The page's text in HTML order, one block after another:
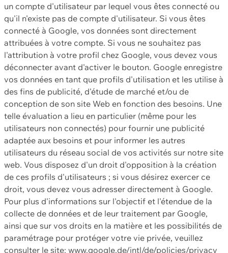
un compte d'utilisateur par lequel vous êtes connecté ou
qu'il n'existe pas de compte d'utilisateur. Si vous êtes
connecté à Google, vos données sont directement
attribuées à votre compte. Si vous ne souhaitez pas
l'attribution à votre profil chez Google, vous devez vous
déconnecter avant d'activer le bouton. Google enregistre
vos données en tant que profils d'utilisation et les utilise à
des fins de publicité, d'étude de marché et/ou de
conception de son site Web en fonction des besoins. Une
telle évaluation a lieu en particulier (même pour les
utilisateurs non connectés) pour fournir une publicité
adaptée aux besoins et pour informer les autres
utilisateurs du réseau social de vos activités sur notre site
web. Vous disposez d'un droit d'opposition à la création
de ces profils d'utilisateurs ; si vous désirez exercer ce
droit, vous devez vous adresser directement à Google.
Pour plus d'informations sur l'objectif et l'étendue de la
collecte de données et de leur traitement par Google,
ainsi que sur vos droits en la matière et les possibilités de
paramétrage pour protéger votre vie privée, veuillez
consulter le site: www.google.de/intl/de/policies/privacy